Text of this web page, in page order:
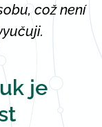
což není
je